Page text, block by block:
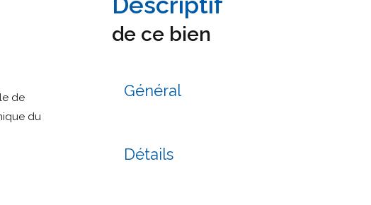
de
du
de ce bien
Général
Détails